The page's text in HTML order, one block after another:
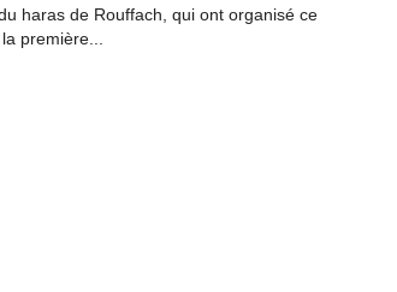
haras de Rouffach, qui ont organisé ce
première...